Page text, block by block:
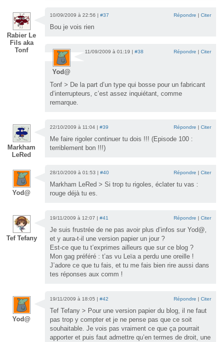
Rabier Le
Fils aka
Tonf
10/09/2009 à 22:56 | #37 Répondre | Citer
Bou je vois rien
Yod@
11/09/2009 à 01:19 | #38 Répondre | Citer
Tonf > De la part d’un type qui bosse pour un fabricant
d’interrupteurs, c’est assez inquiétant, comme
remarque.
Markham
LeRed
22/10/2009 à 11:04 | #39 Répondre | Citer
Me faire rigoler continuer tu dois !!! (Episode 100 :
terriblement bon !!!)
Yod@
28/10/2009 à 01:53 | #40 Répondre | Citer
Markham LeRed > Si trop tu rigoles, éclater tu vas :
rouge déjà tu es.
Tef Tefany
19/11/2009 à 12:07 | #41 Répondre | Citer
Je suis frustrée de ne pas avoir plus d’infos sur Yod@,
et y aura-t-il une version papier un jour ?
Est-ce que tu t’exprimes ailleurs que sur ce blog ?
Mon gag préféré : t’as vu Leïa a perdu une oreille !
J’adore ce que tu fais, et tu me fais bien rire aussi dans
tes réponses aux comm !
Yod@
19/11/2009 à 18:05 | #42 Répondre | Citer
Tef Tefany > Pour une version papier du blog, il ne faut
pas trop y compter et je ne pense pas que ce soit
souhaitable. Je vois pas vraiment ce que ça pourrait
apporter et puis faut admettre qu’en termes de droit, une